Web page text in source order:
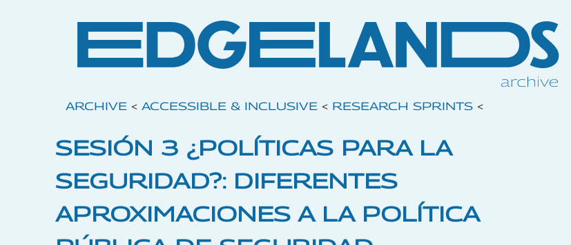
ARCHIVE < ACCESSIBLE & INCLUSIVE < RESEARCH SPRINTS <
SESIÓN 3 ¿POLÍTICAS PARA LA
SEGURIDAD?: DIFERENTES
APROXIMACIONES A LA POLÍTICA